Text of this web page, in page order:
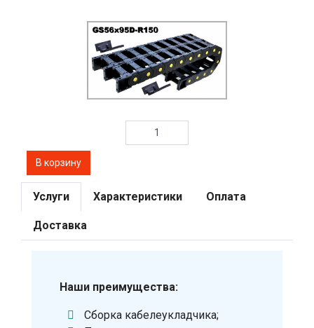
Услуги Характеристики Оплата
Доставка
Наши преимущества:
Сборка кабелеукладчика;